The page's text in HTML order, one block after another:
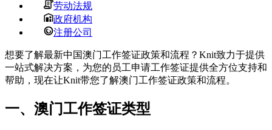
劳动法规
政府机构
注册公司
想要了解最新中国澳门工作签证政策和流程？Knit致力于提供
一站式解决方案，为您的员工申请工作签证提供全方位支持和
帮助，现在让Knit带您了解澳门工作签证政策和流程。
一、澳门工作签证类型